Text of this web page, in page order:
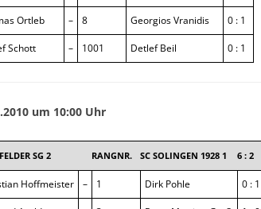
Ortleb – 8 Georgios Vranidis 0 : 1
Schott – 1001 Detlef Beil 0 : 1
um 10:00 Uhr
SG 2 RANGNR. SC SOLINGEN 1928 1 6 : 2
Hoffmeister – 1 Dirk Pohle 0 : 1